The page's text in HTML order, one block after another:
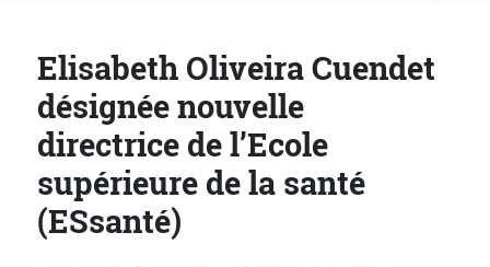
Elisabeth Oliveira Cuendet
désignée nouvelle
directrice de l’Ecole
supérieure de la santé
(ESsanté)